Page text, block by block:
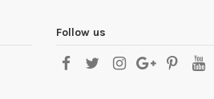
Follow us